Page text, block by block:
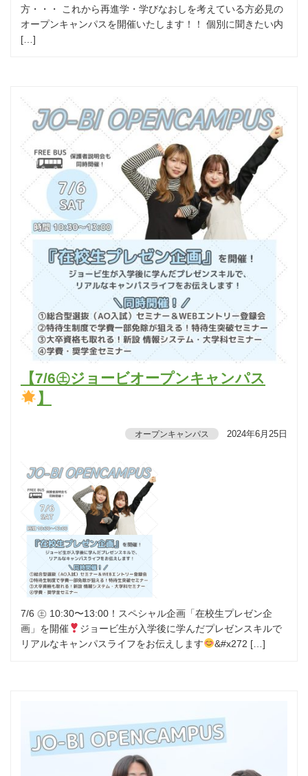
方・・・ これから再進学・学びなおしを考えている方必見の
オープンキャンパスを開催いたします！！ 個別に聞きたい内
[…]
【7/6㊏ジョービオープンキャンパス
】
オープンキャンパス 2024年6月25日
7/6 ㊏ 10:30〜13:00！スペシャル企画「在校生プレゼン企
画」を開催
ジョービ生が入学後に学んだプレゼンスキルで
リアルなキャンパスライフをお伝えします
&#x272 […]